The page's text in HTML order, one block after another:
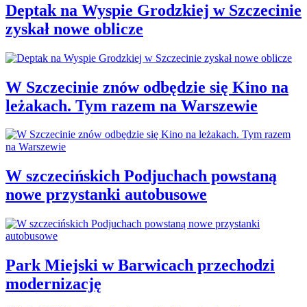
Deptak na Wyspie Grodzkiej w Szczecinie
zyskał nowe oblicze
W Szczecinie znów odbędzie się Kino na
leżakach. Tym razem na Warszewie
W szczecińskich Podjuchach powstaną
nowe przystanki autobusowe
Park Miejski w Barwicach przechodzi
modernizację